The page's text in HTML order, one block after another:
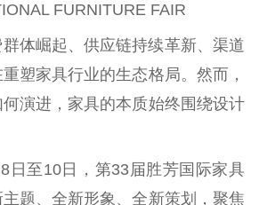
FURNITURE FAIR
体崛起、供应链持续革新、渠道
塑家具行业的生态格局。然而，
演进，家具的本质始终围绕设计
日至10日，第33届胜芳国际家具
题、全新形象、全新策划，聚焦